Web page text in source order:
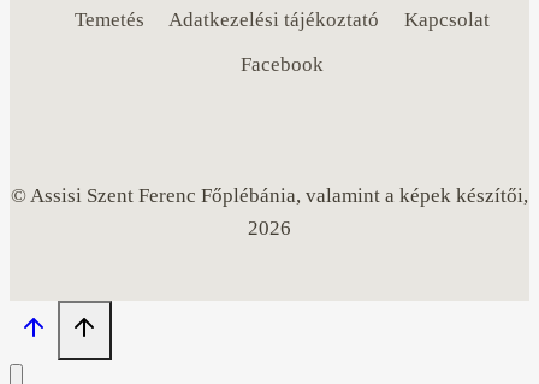
Temetés
Adatkezelési tájékoztató
Kapcsolat
Facebook
© Assisi Szent Ferenc Főplébánia, valamint a képek készítői,
2026